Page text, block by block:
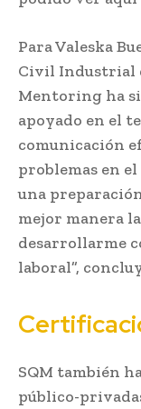
Para Valeska
Civil Industrial
Mentoring ha
apoyado en el
comunicación
problemas en
una
mejor manera
desarrollarme
laboral”,
SQM también
público-